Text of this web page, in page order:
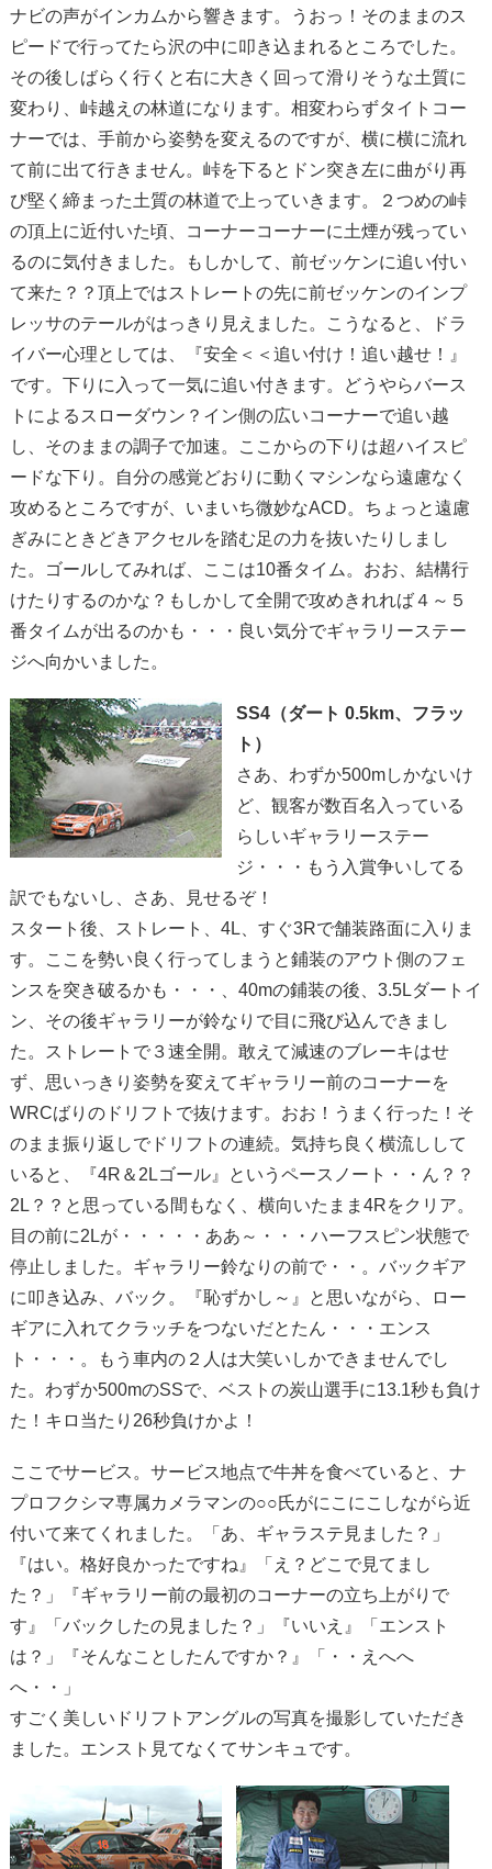
ナビの声がインカムから響きます。うおっ！そのままのス
ピードで行ってたら沢の中に叩き込まれるところでした。
その後しばらく行くと右に大きく回って滑りそうな土質に
変わり、峠越えの林道になります。相変わらずタイトコー
ナーでは、手前から姿勢を変えるのですが、横に横に流れ
て前に出て行きません。峠を下るとドン突き左に曲がり再
び堅く締まった土質の林道で上っていきます。２つめの峠
の頂上に近付いた頃、コーナーコーナーに土煙が残ってい
るのに気付きました。もしかして、前ゼッケンに追い付い
て来た？？頂上ではストレートの先に前ゼッケンのインプ
レッサのテールがはっきり見えました。こうなると、ドラ
イバー心理としては、『安全＜＜追い付け！追い越せ！』
です。下りに入って一気に追い付きます。どうやらバース
トによるスローダウン？イン側の広いコーナーで追い越
し、そのままの調子で加速。ここからの下りは超ハイスピ
ードな下り。自分の感覚どおりに動くマシンなら遠慮なく
攻めるところですが、いまいち微妙なACD。ちょっと遠慮
ぎみにときどきアクセルを踏む足の力を抜いたりしまし
た。ゴールしてみれば、ここは10番タイム。おお、結構行
けたりするのかな？もしかして全開で攻めきれれば４～５
番タイムが出るのかも・・・良い気分でギャラリーステー
ジへ向かいました。
SS4（ダート 0.5km、フラッ
ト）
さあ、わずか500mしかないけ
ど、観客が数百名入っている
らしいギャラリーステー
ジ・・・もう入賞争いしてる
訳でもないし、さあ、見せるぞ！
スタート後、ストレート、4L、すぐ3Rで舗装路面に入りま
す。ここを勢い良く行ってしまうと鋪装のアウト側のフェ
ンスを突き破るかも・・・、40mの鋪装の後、3.5Lダートイ
ン、その後ギャラリーが鈴なりで目に飛び込んできまし
た。ストレートで３速全開。敢えて減速のブレーキはせ
ず、思いっきり姿勢を変えてギャラリー前のコーナーを
WRCばりのドリフトで抜けます。おお！うまく行った！そ
のまま振り返しでドリフトの連続。気持ち良く横流しして
いると、『4R＆2Lゴール』というペースノート・・ん？？
2L？？と思っている間もなく、横向いたまま4Rをクリア。
目の前に2Lが・・・・・ああ～・・・ハーフスピン状態で
停止しました。ギャラリー鈴なりの前で・・。バックギア
に叩き込み、バック。『恥ずかし～』と思いながら、ロー
ギアに入れてクラッチをつないだとたん・・・エンス
ト・・・。もう車内の２人は大笑いしかできませんでし
た。わずか500mのSSで、ベストの炭山選手に13.1秒も負け
た！キロ当たり26秒負けかよ！
ここでサービス。サービス地点で牛丼を食べていると、ナ
プロフクシマ専属カメラマンの○○氏がにこにこしながら近
付いて来てくれました。「あ、ギャラステ見ました？」
『はい。格好良かったですね』「え？どこで見てまし
た？」『ギャラリー前の最初のコーナーの立ち上がりで
す』「バックしたの見ました？」『いいえ』「エンスト
は？」『そんなことしたんですか？』「・・えへへ
へ・・」
すごく美しいドリフトアングルの写真を撮影していただき
ました。エンスト見てなくてサンキュです。